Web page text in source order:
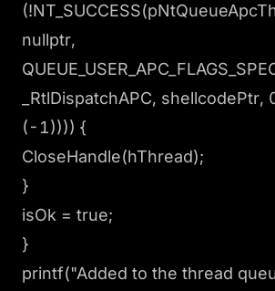
nullptr,
_RtlDispatchAPC,
(-1)))) {
CloseHandle(hThread);
}
isOk = true;
}
printf("Added to the thread